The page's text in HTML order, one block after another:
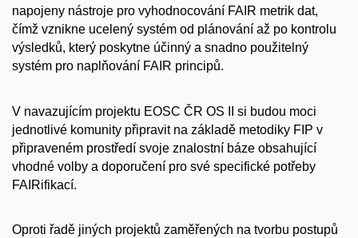
napojeny nástroje pro vyhodnocování FAIR metrik dat,
čímž vznikne ucelený systém od plánování až po kontrolu
výsledků, který poskytne účinný a snadno použitelný
systém pro naplňování FAIR principů.
V navazujícím projektu EOSC ČR OS II si budou moci
jednotlivé komunity připravit na základě metodiky FIP v
připraveném prostředí svoje znalostní báze obsahující
vhodné volby a doporučení pro své specifické potřeby
FAIRifikací.
Oproti řadě jiných projektů zaměřených na tvorbu postupů